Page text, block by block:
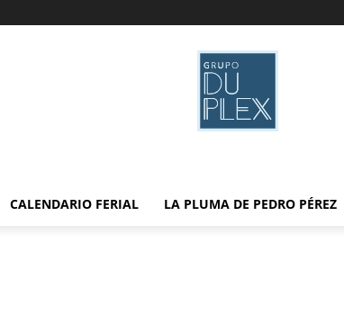
CALENDARIO FERIAL LA PLUMA DE PEDRO PÉREZ